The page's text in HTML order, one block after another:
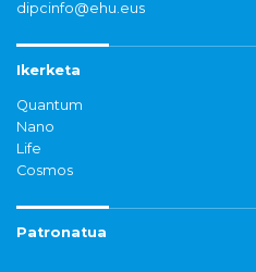
dipcinfo@ehu.eus
Ikerketa
Quantum
Nano
Life
Cosmos
Patronatua